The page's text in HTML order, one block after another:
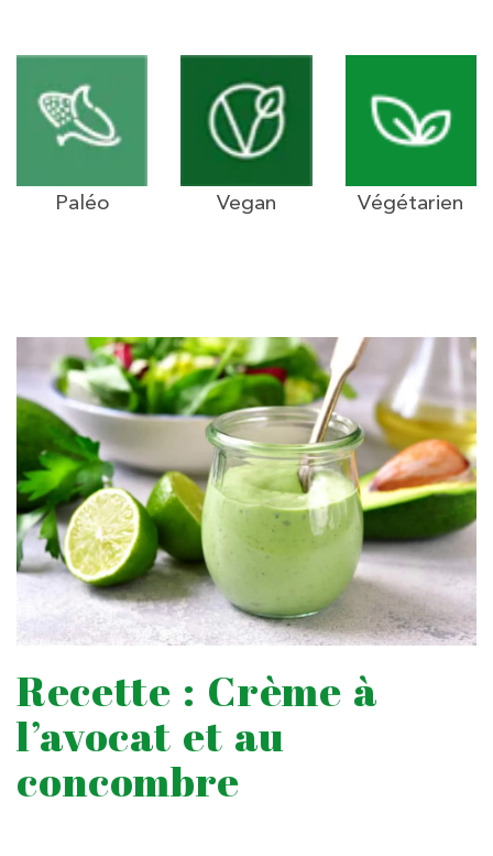
Paléo Vegan Végétarien
Recette : Crème à
l’avocat et au
concombre